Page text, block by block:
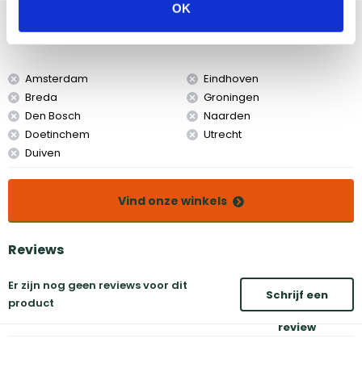
OK
Amsterdam
Breda
Den Bosch
Doetinchem
Duiven
Eindhoven
Groningen
Naarden
Utrecht
Vind onze winkels
Reviews
Er zijn nog geen reviews voor dit
product
Schrijf een
review